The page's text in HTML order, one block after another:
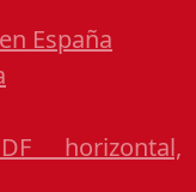
España
horizontal,